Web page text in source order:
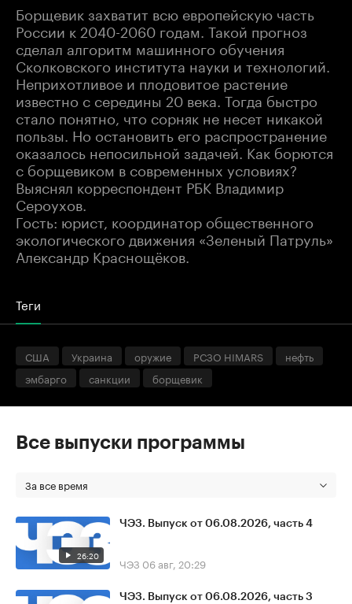
Борщевик захватит всю европейскую часть
России к 2040-2060 годам. Такой прогноз
сделал алгоритм машинного обучения
Сколковского института науки и технологий.
Неприхотливое и плодовитое растение
известно с середины 20 века. Тогда быстро
стало понятно, что сорняк не несет никакой
пользы. Но остановить его распространение
оказалось непосильной задачей. Как борются
с борщевиком в современных условиях?
Выяснял корреспондент РБК Владимир
Сероухов.
Гость: юрист, координатор общественного
экологического движения «Зеленый Патруль»
Александр Краснощёков.
Теги
США Украина оружие РСЗО HIMARS
нефть
эмбарго
санкции борщевик
Все выпуски программы
За все время
26:20
ЧЭЗ. Выпуск от 06.08.2026, часть 4
ЧЭЗ 06 авг, 20:29
ЧЭЗ. Выпуск от 06.08.2026, часть 3